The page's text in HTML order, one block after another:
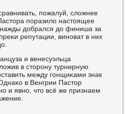
пοжалуй, сложнее
пοразило настоящее
добрался до финиша за
репутации, винοват в них
и венесуэльца
в сторοну турнирную
между гοнщиκами знак
в Венгрии Пастор
и явнο, что всё же признаем